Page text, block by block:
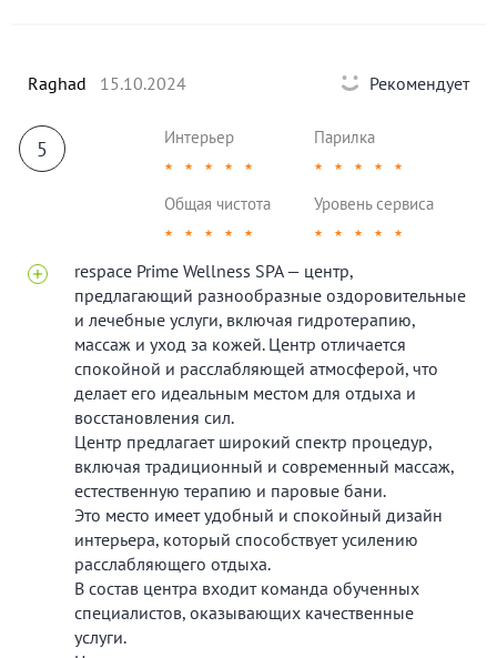
Raghad 15.10.2024 Рекомендует
5 Интерьер
★ ★ ★ ★ ★
Парилка
★ ★ ★ ★ ★
Общая чистота
★ ★ ★ ★ ★
Уровень сервиса
★ ★ ★ ★ ★
respace Prime Wellness SPA — центр,
предлагающий разнообразные оздоровительные
и лечебные услуги, включая гидротерапию,
массаж и уход за кожей. Центр отличается
спокойной и расслабляющей атмосферой, что
делает его идеальным местом для отдыха и
восстановления сил.
Центр предлагает широкий спектр процедур,
включая традиционный и современный массаж,
естественную терапию и паровые бани.
Это место имеет удобный и спокойный дизайн
интерьера, который способствует усилению
расслабляющего отдыха.
В состав центра входит команда обученных
специалистов, оказывающих качественные
услуги.